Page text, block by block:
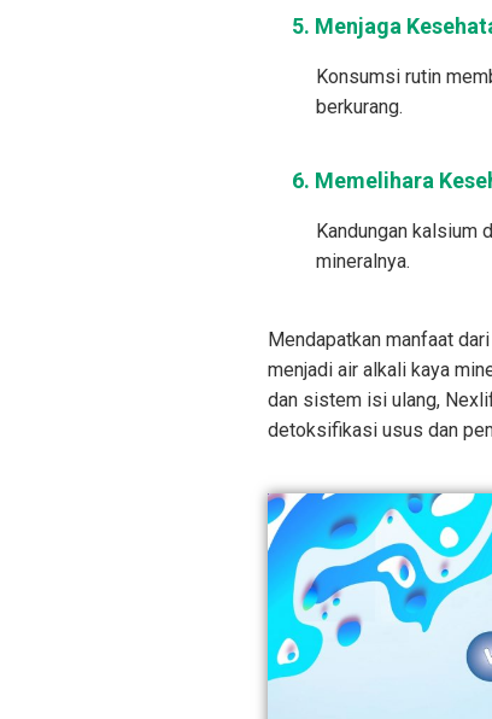
5. Menjaga
Konsumsi rutin
berkurang.
6. Memelihara
Kandungan kalsium
mineralnya.
Mendapatkan manfaat
menjadi air alkali kaya
dan sistem isi ulang,
detoksifikasi usus dan